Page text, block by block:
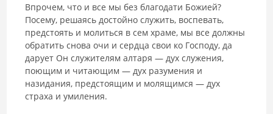
Впрочем, что и все мы без благодати Божией?
Посему, решаясь до­стойно служить, воспевать,
предстоять и молиться в сем храме, мы все должны
обратить снова очи и сердца свои ко Господу, да
дарует Он слу­жителям алтаря — дух служения,
поющим и читающим — дух разумения и
назидания, предстоящим и молящимся — дух
страха и умиления.